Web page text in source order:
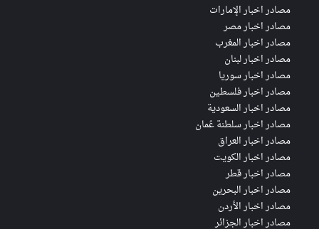
مصادر اخبار الإمارات
مصادر اخبار مصر
مصادر اخبار المغرب
مصادر اخبار لبنان
مصادر اخبار سوريا
مصادر اخبار فلسطين
مصادر اخبار السعودية
مصادر اخبار سلطنة عُمان
مصادر اخبار العراق
مصادر اخبار الكويت
مصادر اخبار قطر
مصادر اخبار البحرين
مصادر اخبار الأردن
مصادر اخبار الجزائر